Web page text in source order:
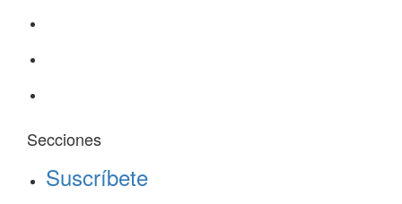
Secciones
Suscríbete